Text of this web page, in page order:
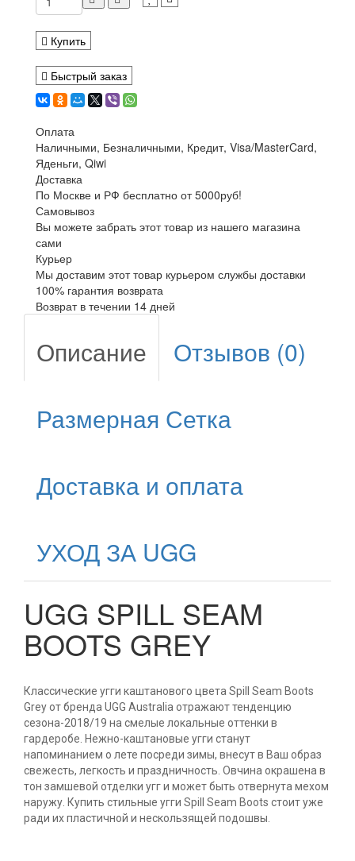
Купить
Быстрый заказ
Оплата
Наличными, Безналичными, Кредит, Visa/MasterCard,
Яденьги, Qiwi
Доставка
По Москве и РФ бесплатно от 5000руб!
Самовывоз
Вы можете забрать этот товар из нашего магазина
сами
Курьер
Мы доставим этот товар курьером службы доставки
100% гарантия возврата
Возврат в течении 14 дней
Описание
Отзывов (0)
Размерная Сетка
Доставка и оплата
УХОД ЗА UGG
UGG SPILL SEAM
BOOTS GREY
Классические угги каштанового цвета Spill Seam Boots
Grey от бренда UGG Australia отражают тенденцию
сезона-2018/19 на смелые локальные оттенки в
гардеробе. Нежно-каштановые угги станут
напоминанием о лете посреди зимы, внесут в Ваш образ
свежесть, легкость и праздничность. Овчина окрашена в
тон замшевой отделки угг и может быть отвернута мехом
наружу. Купить стильные угги Spill Seam Boots стоит уже
ради их пластичной и нескользящей подошвы.